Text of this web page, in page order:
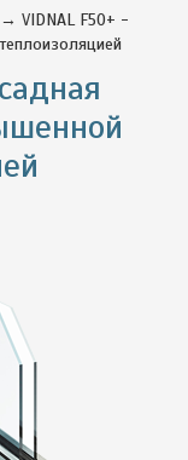
→ VIDNAL F50+ -